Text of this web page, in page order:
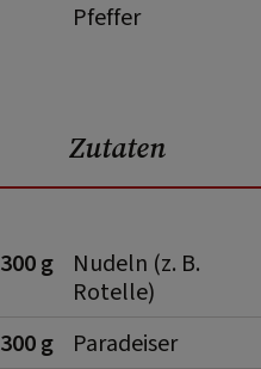
Pfeffer
Zutaten
300 g
Nudeln (z. B.
Rotelle)
300 g
Paradeiser